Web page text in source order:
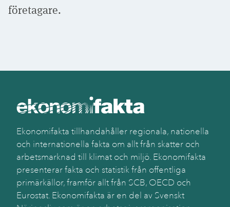
företagare.
Ekonomifakta tillhandahåller regionala, nationella
och internationella fakta om allt från skatter och
arbetsmarknad till klimat och miljö. Ekonomifakta
presenterar fakta och statistik från offentliga
primärkällor, framför allt från SCB, OECD och
Eurostat. Ekonomifakta är en del av Svenskt